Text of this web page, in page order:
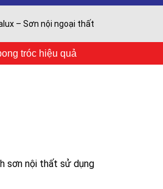
tróc hiệu quả
sơn nội thất sử dụng